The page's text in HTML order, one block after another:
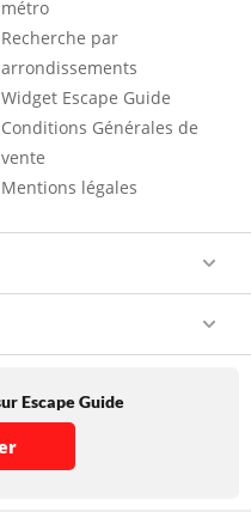
métro
Recherche par
arrondissements
Widget Escape Guide
Conditions Générales de
vente
Mentions légales
Escape Guide